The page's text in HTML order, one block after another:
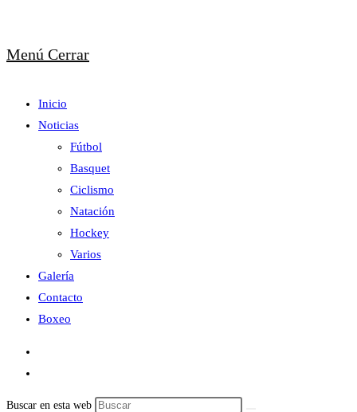
Menú Cerrar
Inicio
Noticias
Fútbol
Basquet
Ciclismo
Natación
Hockey
Varios
Galería
Contacto
Boxeo
Buscar en esta web